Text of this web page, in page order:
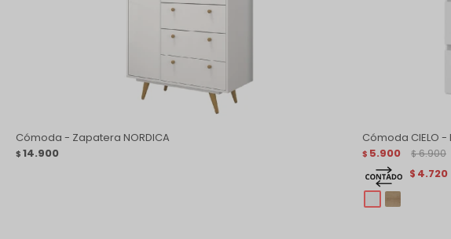
Cómoda - Zapatera NORDICA
$ 14.900
Cómoda CIELO -
$ 5.900 $ 6.900
$ 4.720